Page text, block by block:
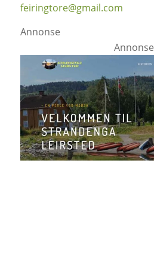
feiringtore@gmail.com
Annonse
Annonse